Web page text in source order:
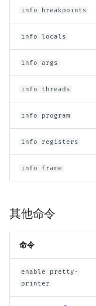
info breakpoints
info locals
info args
info threads
info program
info registers
info frame
其他命令
命令
enable pretty-
printer